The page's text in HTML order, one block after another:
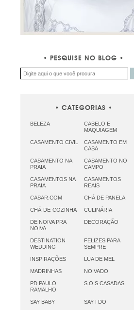
PESQUISE NO BLOG
CATEGORIAS
BELEZA
CABELO E
MAQUIAGEM
CASAMENTO CIVIL
CASAMENTO EM
CASA
CASAMENTO NA
PRAIA
CASAMENTO NO
CAMPO
CASAMENTOS NA
PRAIA
CASAMENTOS
REAIS
CASAR.COM CHÁ DE PANELA
CHÁ-DE-COZINHA CULINÁRIA
DE NOIVA PRA
NOIVA
DECORAÇÃO
DESTINATION
WEDDING
FELIZES PARA
SEMPRE
INSPIRAÇÕES LUA DE MEL
MADRINHAS NOIVADO
PD PAULO
RAMALHO
S.O.S CASADAS
SAY BABY SAY I DO